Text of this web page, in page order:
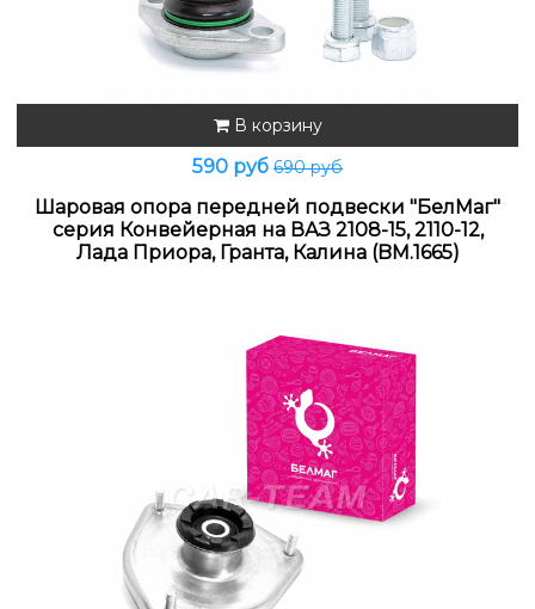
В корзину
590 руб 690 руб
Шаровая опора передней подвески "БелМаг"
серия Конвейерная на ВАЗ 2108-15, 2110-12,
Лада Приора, Гранта, Калина (BM.1665)